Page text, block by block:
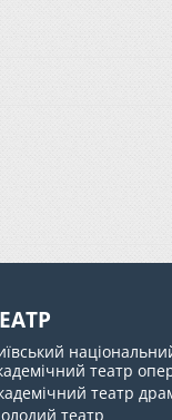
театр
театр
театр